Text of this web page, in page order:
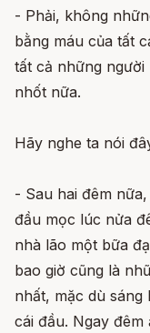
- Phải, không
bằng máu của tất
tất cả những
nhốt nữa.
Hãy nghe ta nói
- Sau hai đêm
đầu mọc lúc nửa
nhà lão một bữa
bao giờ cũng là
nhất, mặc dù sáng
cái đầu. Ngay